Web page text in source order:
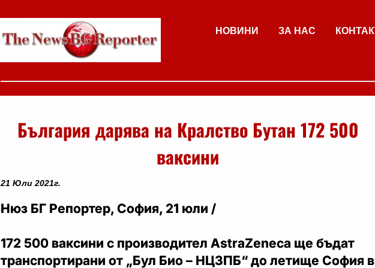
НОВИНИ ЗА НАС
България дарява на Кралство Бутан 172 500
ваксини
21 Юли 2021г.
Нюз БГ Репортер, София, 21 юли /
172 500 ваксини с производител AstraZeneca ще бъдат
транспортирани от „Бул Био – НЦЗПБ“ до летище София в